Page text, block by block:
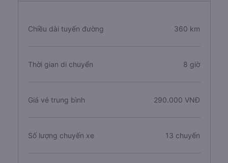
Chiều dài tuyến đường 360 km
Thời gian di chuyển 8 giờ
Giá vé trung bình 290.000 VNĐ
Số lượng chuyến xe 13 chuyến